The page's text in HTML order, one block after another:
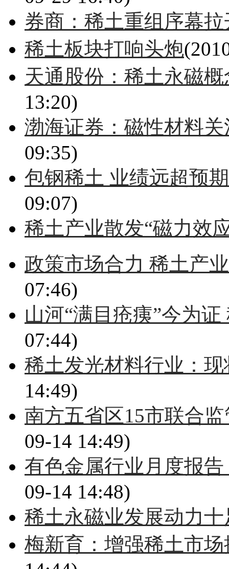
券商：稀土重组序幕
稀土板块打响头炮
天通股份：稀土永磁
13:20)
渤海证券：磁性材料
09:35)
包钢稀土 业绩远超预
09:07)
稀土产业散发“磁力效
政策市场合力 稀土产
07:46)
山河“满目疮痍”今为
07:44)
稀土发光材料行业：
14:49)
南方五省区15市联合
09-14 14:49)
有色金属行业月度报
09-14 14:48)
稀土永磁业发展动力十
梅新育：增强稀土市